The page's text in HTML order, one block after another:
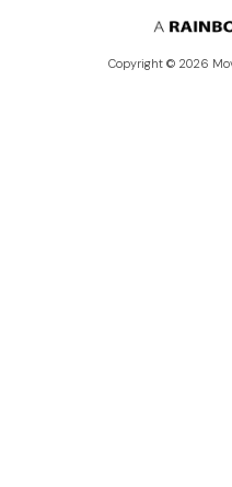
Copyright © 2026